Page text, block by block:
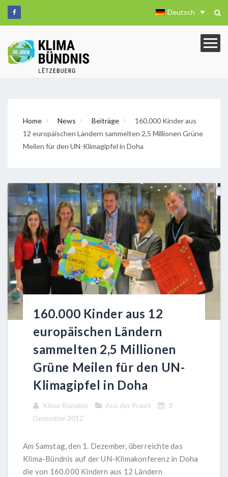
Deutsch
Home News Beiträge
160.000 Kinder aus
12 europäischen Ländern sammelten 2,5 Millionen Grüne
Meilen für den UN-Klimagipfel in Doha
160.000 Kinder aus 12
europäischen Ländern
sammelten 2,5 Millionen
Grüne Meilen für den UN-
Klimagipfel in Doha
Klima-Bündnis Aus der Praxis
3
Dezember 2012
Am Samstag, den 1. Dezember, überreichte das
Klima-Bündnis auf der UN-Klimakonferenz in Doha
die von 160.000 Kindern aus 12 Ländern